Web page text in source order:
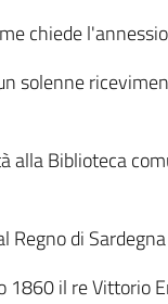
chiede
solenne
alla Biblioteca
Regno di Sardegna
il re Vittorio